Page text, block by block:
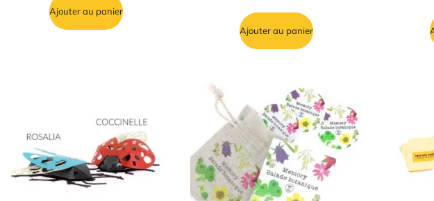
Ajouter au panier
Ajouter au panier